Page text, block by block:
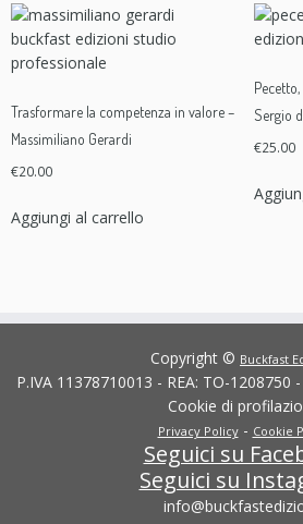
Trasformare la competenza in valore –
Massimiliano Gerardi
€20.00
Aggiungi al carrello
Sergio
€25.00
Copyright © Buckfast
P.IVA 11378710013 - REA: TO-
Cookie di
Privacy Policy- Cookie
Seguici su
Seguici su